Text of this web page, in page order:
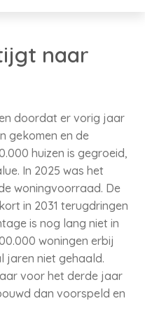
naar
doordat er vorig jaar
gekomen en de
huizen is gegroeid,
In 2025 was het
woningvoorraad. De
in 2031 terugdringen
is nog lang niet in
woningen erbij
jaren niet gehaald.
voor het derde jaar
dan voorspeld en